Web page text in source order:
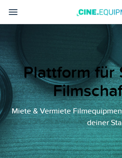
Plattform für
Miete & Vermiete
deiner